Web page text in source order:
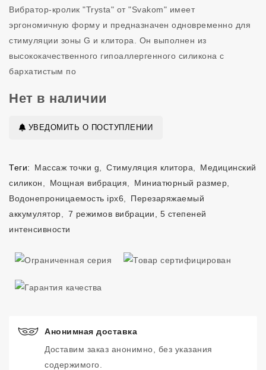
Вибратор-кролик "Trysta" от "Svakom" имеет
эргономичную форму и предназначен одновременно для
стимуляции зоны G и клитора. Он выполнен из
высококачественного гипоаллергенного силикона с
бархатистым по
Нет в наличии
УВЕДОМИТЬ О ПОСТУПЛЕНИИ
Теги: Массаж точки g Стимуляция клитора
Медицинский
силикон
Мощная вибрация Миниатюрный размер
Водонепроницаемость ipx6
Перезаряжаемый
аккумулятор
7 режимов вибрации, 5 степеней
интенсивности
Анонимная доставка
Доставим заказ анонимно, без указания
содержимого.